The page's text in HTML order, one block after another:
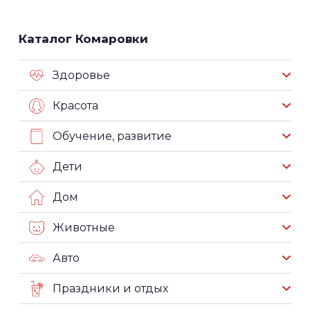
Каталог Комаровки
Здоровье
Красота
Обучение, развитие
Дети
Дом
Животные
Авто
Праздники и отдых